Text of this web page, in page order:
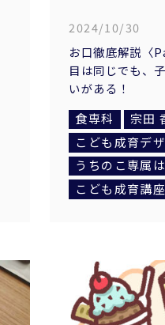
2024/10/30
お口徹底解説〈
目は同じでも、
いがある！
食専科
宗田
こども成育デ
うちのこ専属
こども成育講座